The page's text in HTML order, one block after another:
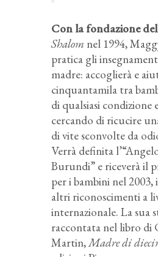
Con la fondazione
Shalom nel 1994,
pratica gli
madre: accoglierà e
cinquantamila tra
di qualsiasi condizione
cercando di ricucire
di vite sconvolte da
Verrà definita
Burundi” e riceverà il
per i bambini nel 2003,
altri riconoscimenti a
internazionale. La sua
raccontata nel libro di
Martin,Madre di